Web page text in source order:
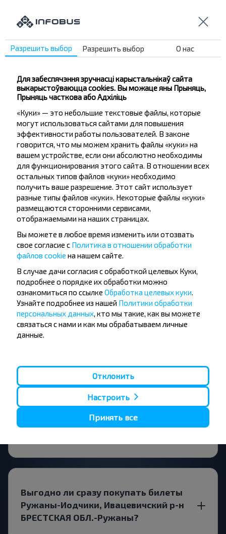
цікавыя прапановы INFOBUS. Падпішыся на
атрыманне навін і падарожнічай з намі танней!
Падпісацц
Пытанне - Адказ
Как можно забронировать билет на
рейс Ружаны-Иодчики, Ивацевичский
р-н БРЕСТСКАЯ ОБЛ.?
Есть ли ограничения на поездку
Ружаны-Иодчики, Ивацевичский р-н
БРЕСТСКАЯ ОБЛ.?
Стоит ли искать билеты Ружаны-
Дешевле ехать с пересадкой или
Выгодно ли сразу покупать билеты
Ружаны-Иодчики, Ивацевичский р-н
БРЕСТСКАЯ ОБЛ.-Ружаны?
Разрешить выбор Разрешить выбор О нас
Для забеспячэння зручнасці карыстальнікаў сайта
выкарыстоўваюцца cookies. Вы можаце яны Прыняць,
Прыняць часткова або Адхіліць
«Куки» — это небольшие текстовые файлы, которые
могут использоваться сайтами для повышения
эффективности работы пользователей. В законе
говорится, что мы можем хранить файлы «куки» на
вашем устройстве, если они абсолютно необходимы
для функционирования этого сайта. В отношении всех
остальных типов файлов «куки» необходимо
получить ваше разрешение. Этот сайт использует
разные типы файлов «куки». Некоторые файлы «куки»
размещаются сторонними сервисами,
отображаемыми на наших страницах.
Вы можете в любое время изменить или отозвать
свое согласие с Политика в отношении обработки
файлов cookie на нашем сайте.
В случае дачи согласия с обработкой целевых Куки,
подробнее о порядке их обработки можно
ознакомиться по ссылке Обработка целевых куки
Узнайте подробнее из нашей Политики обработки
персональных данных , кто мы такие, как вы можете
связаться с нами и как мы обрабатываем личные
данные.
Отклонить
Настроить
Принять все